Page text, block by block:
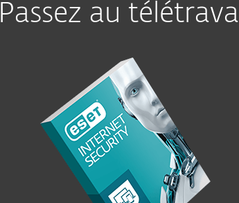
Passez au